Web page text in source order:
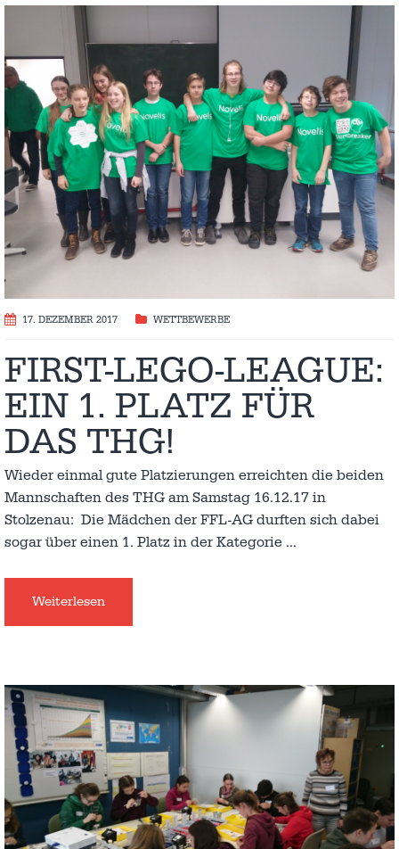
17. DEZEMBER 2017 WETTBEWERBE
FIRST-LEGO-LEAGUE:
EIN 1. PLATZ FÜR
DAS THG!
Wieder einmal gute Platzierungen erreichten die beiden
Mannschaften des THG am Samstag 16.12.17 in
Stolzenau: Die Mädchen der FFL-AG durften sich dabei
sogar über einen 1. Platz in der Kategorie …
Weiterlesen